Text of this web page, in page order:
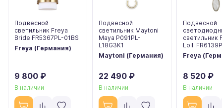
Подвесной
светильник Freya
Bride FR5367PL-01BS
Freya (Германия)
9 800 ₽
В наличии
Подвесной
светильник Maytoni
Maya P091PL-
L18G3K1
Maytoni (Германия)
22 490 ₽
В наличии
Подвесной
светильник
Lolli
Freya
8 520 ₽
В наличии